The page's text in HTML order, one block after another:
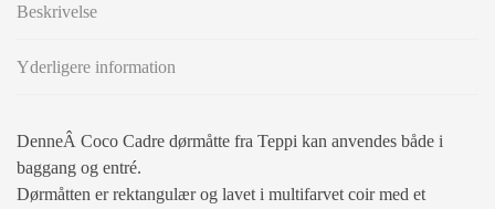
Beskrivelse
Yderligere information
DenneÂ Coco Cadre dørmåtte fra Teppi kan anvendes både i
baggang og entré.
Dørmåtten er rektangulær og lavet i multifarvet coir med et